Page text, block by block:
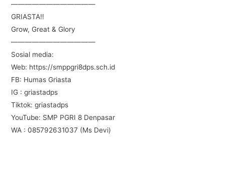
————————————
GRIASTA‼️
Grow, Great & Glory
————————————
Sosial media:
Web: https://smppgri8dps.sch.id
FB: Humas Griasta
IG : griastadps
Tiktok: griastadps
YouTube: SMP PGRI 8 Denpasar
WA : 085792631037 (Ms Devi)